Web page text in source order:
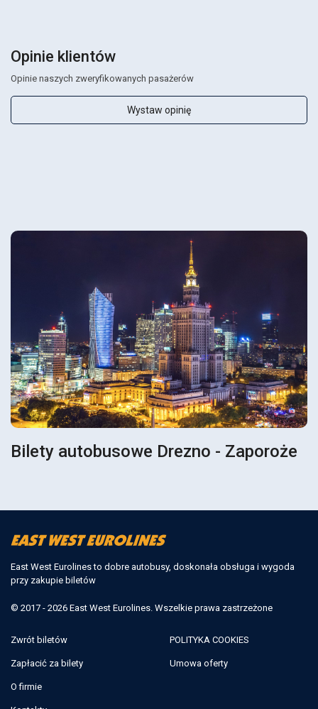
Opinie klientów
Opinie naszych zweryfikowanych pasażerów
Wystaw opinię
Bilety autobusowe Drezno - Zaporoże
East West Eurolines to dobre autobusy, doskonała obsługa i wygoda
przy zakupie biletów
© 2017 - 2026 East West Eurolines. Wszelkie prawa zastrzeżone
Zwrót biletów
Zapłacić za bilety
O firmie
POLITYKA COOKIES
Umowa oferty